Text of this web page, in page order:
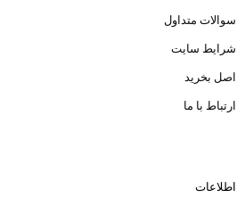
سوالات متداول
شرایط سایت
اصل بخرید
ارتباط با ما
اطلاعات